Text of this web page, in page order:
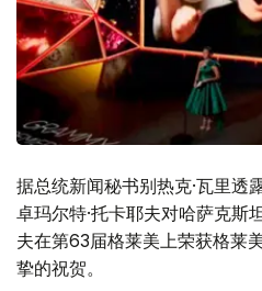
据总统新闻秘书别热克·瓦里透
卓玛尔特·托卡耶夫对哈萨克斯
夫在第63届格莱美上荣获格莱
挚的祝贺。